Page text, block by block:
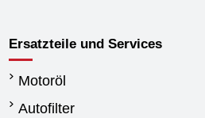
Ersatzteile und Services
Motoröl
Autofilter